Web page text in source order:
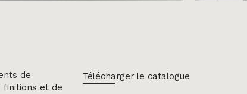
de
finitions et de
Télécharger le catalogue